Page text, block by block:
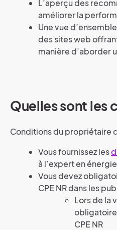
L’aperçu des
améliorer la
Une vue
des sites web
manière d’aborder
Quelles sont les
Conditions du propriétaire
Vous fournissez les
à l’expert en
Vous devez
CPE NR dans les
Lors de la
CPE NR